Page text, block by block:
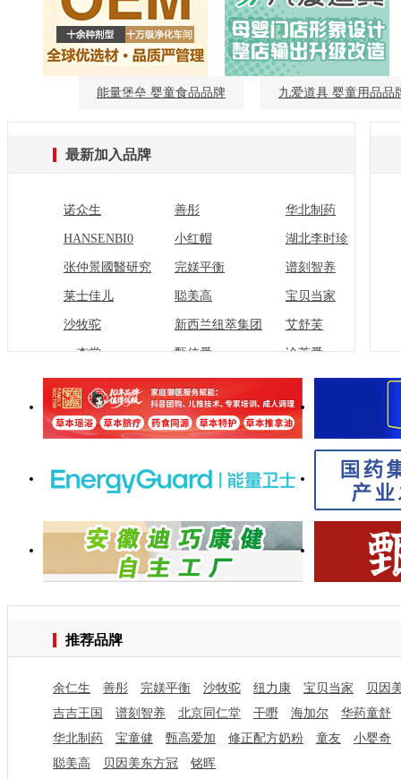
能量堡垒 婴童食品品牌 九爱道具 婴童用品品
最新加入品牌
诺众生 善彤 华北制药
​HANSENBI0 小红帽 湖北李时珍
张仲景國醫研究
院
完媄平衡 谱刻智养
莱士佳儿 聪美高 宝贝当家
沙牧驼 新西兰纽萃集团 艾舒芙
一杏堂 甄佳爱 诠萃爱
黄金搭档 干嘢 仁智
贝因美东方博士 态全佳 态当佳
推荐品牌
余仁生 善彤 完媄平衡 沙牧驼 纽力康 宝贝当家
贝因
吉吉王国
谱刻智养 北京同仁堂 干嘢 海加尔
华药童舒
华北制药
宝童健 甄高爱加 修正配方奶粉 童友
小婴奇
聪美高
贝因美东方冠 铭晖